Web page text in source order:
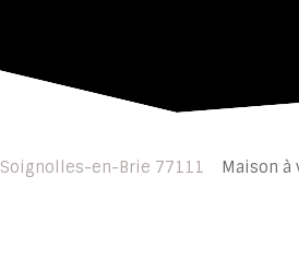
Soignolles-en-Brie 77111 Maison